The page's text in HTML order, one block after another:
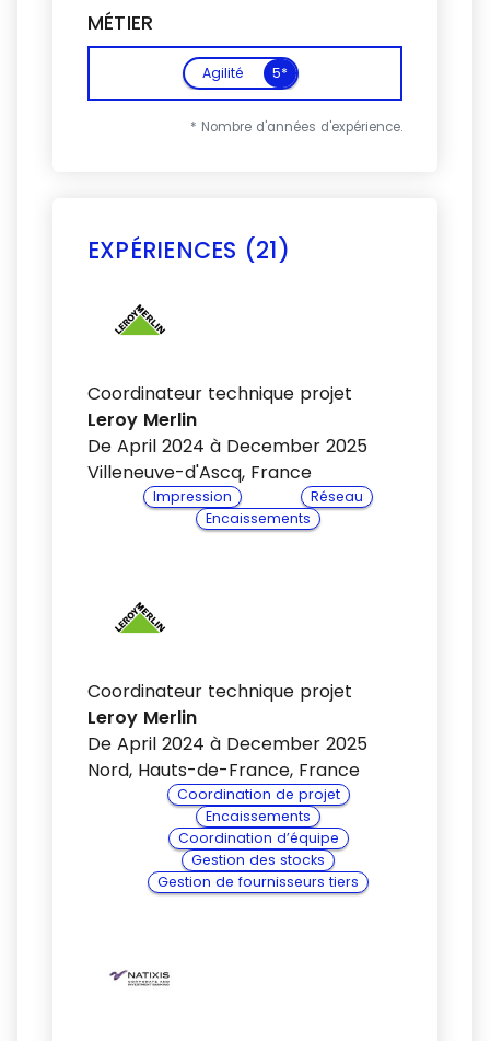
MÉTIER
Agilité 5*
* Nombre d'années d'expérience.
EXPÉRIENCES (21)
Coordinateur technique projet
Leroy Merlin
De April 2024 à December 2025
Villeneuve-d'Ascq, France
Impression
Réseau
Encaissements
Coordinateur technique projet
Leroy Merlin
De April 2024 à December 2025
Nord, Hauts-de-France, France
Coordination de projet
Encaissements
Coordination d’équipe
Gestion des stocks
Gestion de fournisseurs tiers